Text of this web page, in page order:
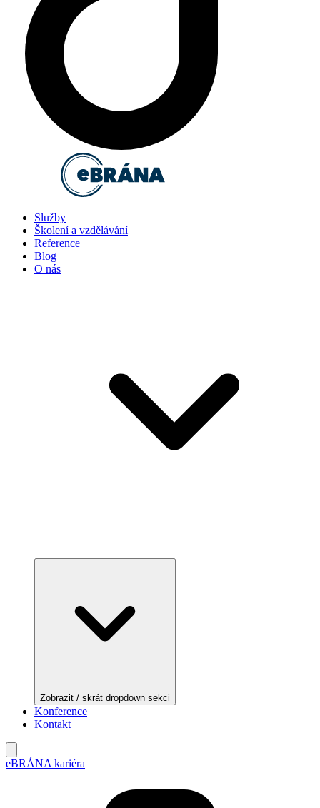
Služby
Školení a vzdělávání
Reference
Blog
O nás
Zobrazit / skrát dropdown sekci
Konference
Kontakt
eBRÁNA kariéra